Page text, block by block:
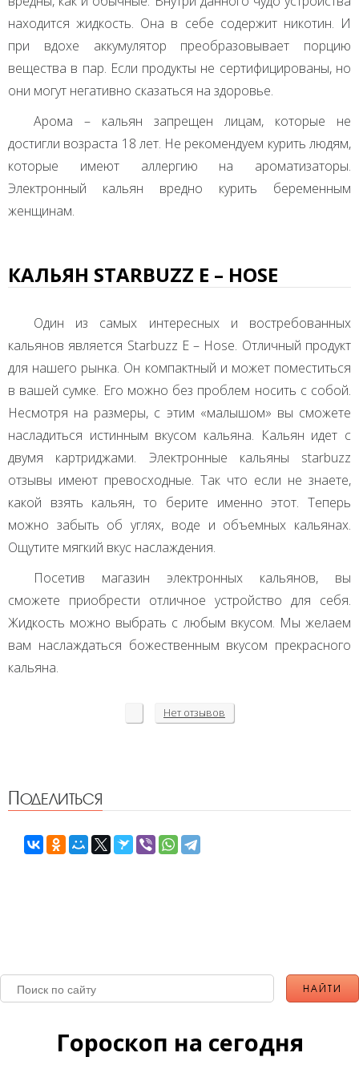
находится жидкость. Она в себе содержит никотин. И
при вдохе аккумулятор преобразовывает порцию
вещества в пар. Если продукты не сертифицированы, но
они могут негативно сказаться на здоровье.
Арома – кальян запрещен лицам, которые не
достигли возраста 18 лет. Не рекомендуем курить людям,
которые имеют аллергию на ароматизаторы.
Электронный кальян вредно курить беременным
женщинам.
КАЛЬЯН STARBUZZ E – HOSE
Один из самых интересных и востребованных
кальянов является Starbuzz E – Hose. Отличный продукт
для нашего рынка. Он компактный и может поместиться
в вашей сумке. Его можно без проблем носить с собой.
Несмотря на размеры, с этим «малышом» вы сможете
насладиться истинным вкусом кальяна. Кальян идет с
двумя картриджами. Электронные кальяны starbuzz
отзывы имеют превосходные. Так что если не знаете,
какой взять кальян, то берите именно этот. Теперь
можно забыть об углях, воде и объемных кальянах.
Ощутите мягкий вкус наслаждения.
Посетив магазин электронных кальянов, вы
сможете приобрести отличное устройство для себя.
Жидкость можно выбрать с любым вкусом. Мы желаем
вам наслаждаться божественным вкусом прекрасного
кальяна.
Нет отзывов
Поделиться
Гороскоп на сегодня